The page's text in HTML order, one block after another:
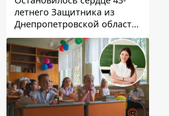
летнего Защитника из
Днепропетровской области
Евгения Зинченко